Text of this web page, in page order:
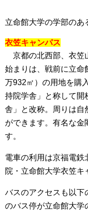
立命館大学の学部のあ
衣笠キャンパス
京都の北西部、衣笠
始まりは、戦前に立命
万932㎡）の用地を購
持院学舎」と称して開
舎」と改称。周りは自
ができます。有名な金
す。
電車の利用は京福電
院・立命館大学衣笠キ
バスのアクセスも以下
のバス停が立命館大学